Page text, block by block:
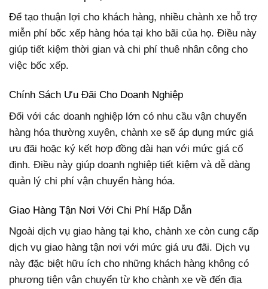
Để tạo thuận lợi cho khách hàng, nhiều chành xe hỗ trợ
miễn phí bốc xếp hàng hóa tại kho bãi của họ. Điều này
giúp tiết kiệm thời gian và chi phí thuê nhân công cho
việc bốc xếp.
Chính Sách Ưu Đãi Cho Doanh Nghiệp
Đối với các doanh nghiệp lớn có nhu cầu vận chuyển
hàng hóa thường xuyên, chành xe sẽ áp dụng mức giá
ưu đãi hoặc ký kết hợp đồng dài hạn với mức giá cố
định. Điều này giúp doanh nghiệp tiết kiệm và dễ dàng
quản lý chi phí vận chuyển hàng hóa.
Giao Hàng Tận Nơi Với Chi Phí Hấp Dẫn
Ngoài dịch vụ giao hàng tại kho, chành xe còn cung cấp
dịch vụ giao hàng tận nơi với mức giá ưu đãi. Dịch vụ
này đặc biệt hữu ích cho những khách hàng không có
phương tiện vận chuyển từ kho chành xe về đến địa